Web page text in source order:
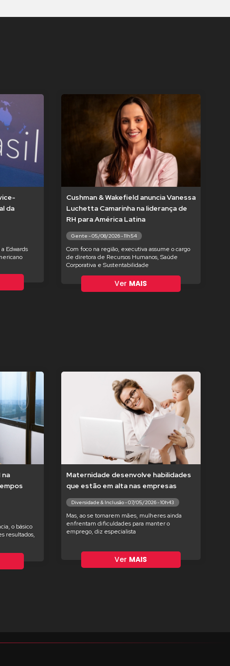
da
Edwards
Cushman & Wakefield anuncia Vanessa
Luchetta Camarinha na liderança de
RH para América Latina
Gente - 05/08/2026 - 11h54
Com foco na região, executiva assume o cargo
de diretora de Recursos Humanos, Saúde
Corporativa e Sustentabilidade
Ver MAIS
o básico
resultados,
Maternidade desenvolve habilidades
que estão em alta nas empresas
Diversidade & Inclusão - 07/05/2026 - 10h43
Mas, ao se tornarem mães, mulheres ainda
enfrentam dificuldades para manter o
emprego, diz especialista
Ver MAIS